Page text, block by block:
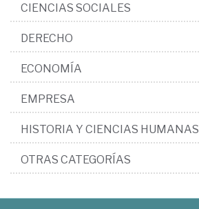
CIENCIAS SOCIALES
DERECHO
ECONOMÍA
EMPRESA
HISTORIA Y CIENCIAS HUMANAS
OTRAS CATEGORÍAS